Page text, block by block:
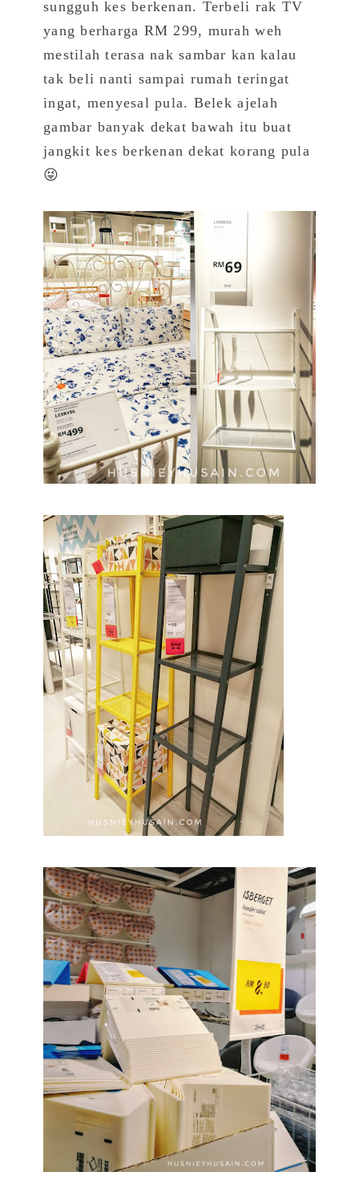
sungguh kes berkenan. Terbeli rak TV
yang berharga RM 299, murah weh
mestilah terasa nak sambar kan kalau
tak beli nanti sampai rumah teringat
ingat, menyesal pula. Belek ajelah
gambar banyak dekat bawah itu buat
jangkit kes berkenan dekat korang pula
😜